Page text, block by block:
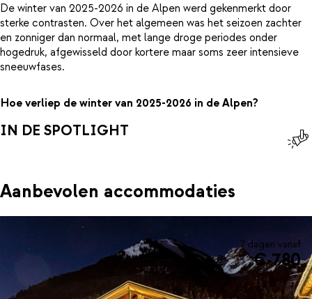
De winter van 2025-2026 in de Alpen werd gekenmerkt door
sterke contrasten. Over het algemeen was het seizoen zachter
en zonniger dan normaal, met lange droge periodes onder
hogedruk, afgewisseld door kortere maar soms zeer intensieve
sneeuwfases.
Hoe verliep de winter van 2025-2026 in de Alpen?
IN DE SPOTLIGHT
Aanbevolen accommodaties
7 dagen vanaf
€ 780